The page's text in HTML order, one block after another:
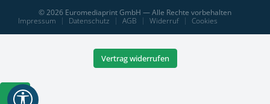
© 2026 Euromediaprint GmbH — Alle Rechte vorbehalten
Impressum
Datenschutz AGB Widerruf Cookies
Vertrag widerrufen
Werkzeugleiste
anzeigen